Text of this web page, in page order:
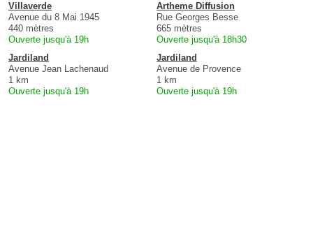
Villaverde
Avenue du 8 Mai 1945
440 mètres
Ouverte jusqu'à 19h
Artheme Diffusion
Rue Georges Besse
665 mètres
Ouverte jusqu'à 18h30
Jardiland
Avenue Jean Lachenaud
1 km
Ouverte jusqu'à 19h
Jardiland
Avenue de Provence
1 km
Ouverte jusqu'à 19h